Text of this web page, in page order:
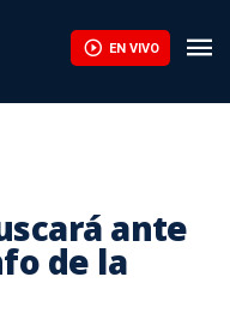
EN VIVO
ante
de la